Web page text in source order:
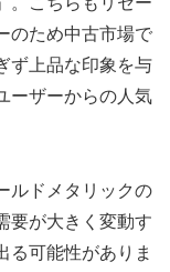
のため中古市場で
ず上品な印象を与
ーザーからの人気
ルドメタリックの
要が大きく変動す
る可能性がありま